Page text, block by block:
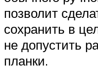
позволит
сохранить в
не допустить
планки.